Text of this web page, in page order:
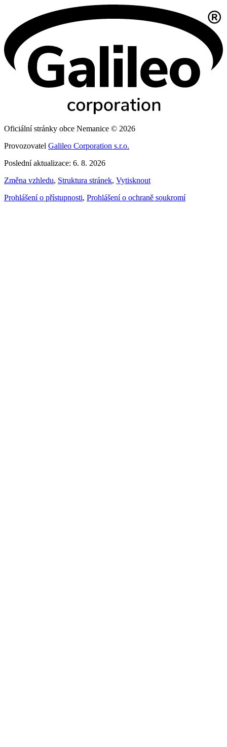
Oficiální stránky obce Nemanice © 2026
Provozovatel Galileo Corporation s.r.o.
Poslední aktualizace: 6. 8. 2026
Změna vzhledu, Struktura stránek, Vytisknout
Prohlášení o přístupnosti, Prohlášení o ochraně soukromí